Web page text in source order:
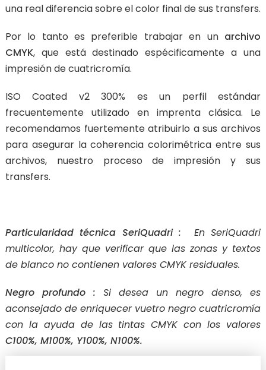
una real diferencia sobre el color final de sus transfers.
Por lo tanto es preferible trabajar en un archivo
CMYK, que está destinado espécificamente a una
impresión de cuatricromía.
ISO Coated v2 300% es un perfil estándar
frecuentemente utilizado en imprenta clásica. Le
recomendamos fuertemente atribuirlo a sus archivos
para asegurar la coherencia colorimétrica entre sus
archivos, nuestro proceso de impresión y sus
transfers.
Particularidad técnica SeriQuadri :
En SeriQuadri
multicolor, hay que verificar que las zonas y textos
de blanco no contienen valores CMYK residuales.
Negro profundo : Si desea un negro denso, es
aconsejado de enriquecer vuetro negro cuatricromía
con la ayuda de las tintas CMYK con los valores
C100%, M100%, Y100%, N100%.